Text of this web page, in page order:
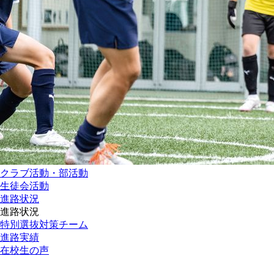
クラブ活動・部活動
生徒会活動
進路状況
進路状況
特別選抜対策チーム
進路実績
在校生の声